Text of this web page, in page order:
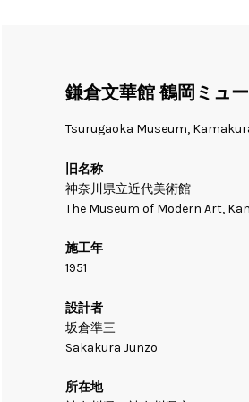
鎌倉文華館 鶴岡ミュ
Tsurugaoka Museum,
旧名称
神奈川県立近代美術館
The Museum of Modern Art,
施工年
1951
設計者
坂倉準三
Sakakura Junzo
所在地